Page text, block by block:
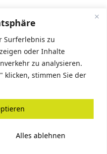
Surferlebnis zu
oder Inhalte
zu analysieren.
klicken, stimmen Sie der
Alles ablehnen
17.8 - 28.8.2026
Rust und Frau